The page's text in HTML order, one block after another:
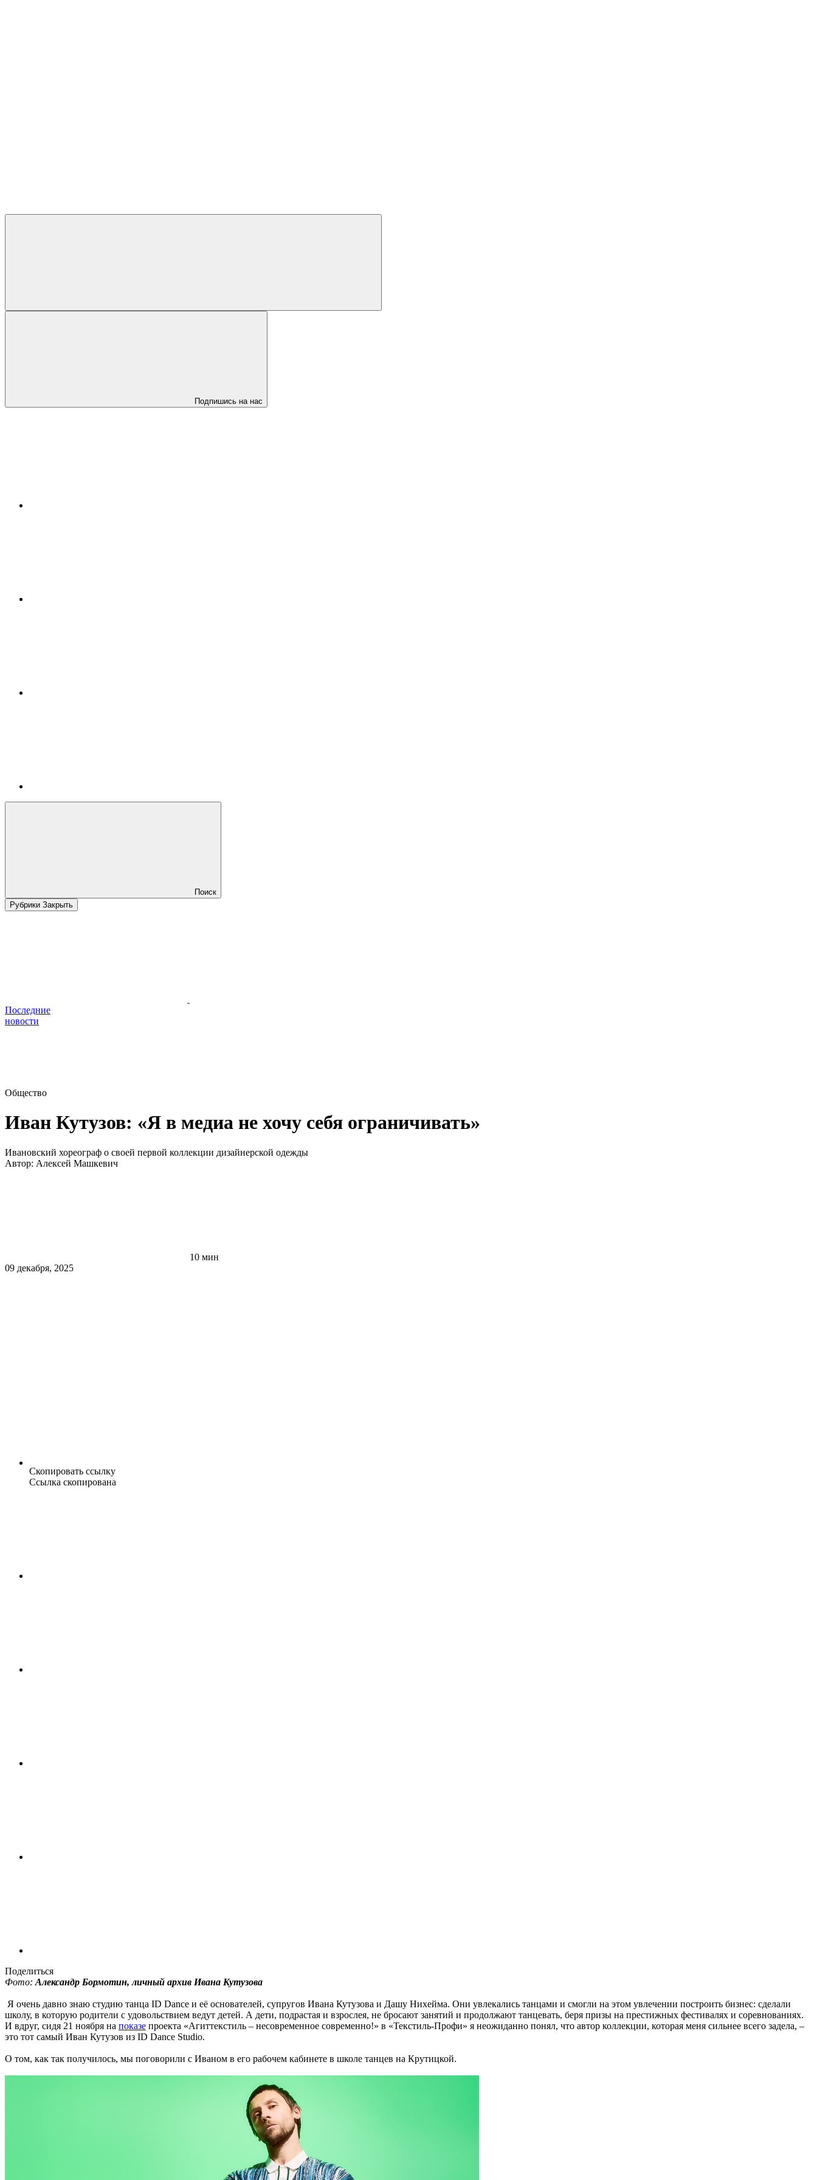
Подпишись на нас
Поиск
Рубрики Закрыть
Последние
новости
Общество
Иван Кутузов: «Я в медиа не хочу себя ограничивать»
Ивановский хореограф о своей первой коллекции дизайнерской одежды
Автор: Алексей Машкевич
10 мин
09 декабря, 2025
Скопировать ссылку
Ссылка скопирована
Поделиться
Фото: Александр Бормотин, личный архив Ивана Кутузова
Я очень давно знаю студию танца ID Dance и её основателей, супругов Ивана Кутузова и Дашу Нихейма. Они увлекались танцами и смогли на этом увлечении построить бизнес: сделали
школу, в которую родители с удовольствием ведут детей. А дети, подрастая и взрослея, не бросают занятий и продолжают танцевать, беря призы на престижных фестивалях и соревнованиях.
И вдруг, сидя 21 ноября на показе проекта «Агиттекстиль – несовременное современно!» в «Текстиль-Профи» я неожиданно понял, что автор коллекции, которая меня сильнее всего задела, –
это тот самый Иван Кутузов из ID Dance Studio.
О том, как так получилось, мы поговорили с Иваном в его рабочем кабинете в школе танцев на Крутицкой.